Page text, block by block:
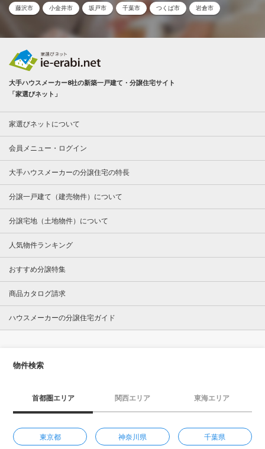
藤沢市 小金井市 坂戸市 千葉市 つくば市 岩倉市
大手ハウスメーカー8社の新築一戸建て・分譲住宅サイト
「家選びネット」
家選びネットについて
会員メニュー・ログイン
大手ハウスメーカーの分譲住宅の特長
分譲一戸建て（建売物件）について
分譲宅地（土地物件）について
人気物件ランキング
おすすめ分譲特集
商品カタログ請求
ハウスメーカーの分譲住宅ガイド
物件検索
首都圏エリア 関西エリア 東海エリア
東京都 神奈川県 千葉県